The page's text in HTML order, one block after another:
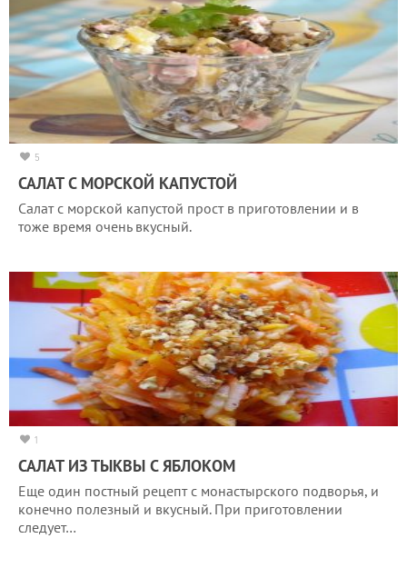
5
САЛАТ С МОРСКОЙ КАПУСТОЙ
Салат с морской капустой прост в приготовлении и в
тоже время очень вкусный.
1
САЛАТ ИЗ ТЫКВЫ С ЯБЛОКОМ
Еще один постный рецепт с монастырского подворья, и
конечно полезный и вкусный. При приготовлении
следует…